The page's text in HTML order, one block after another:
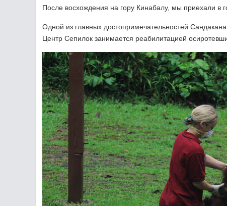
После восхождения на гору Кинабалу, мы приехали в
Одной из главных достопримечательностей
Центр Сепилок занимается реабилитацией